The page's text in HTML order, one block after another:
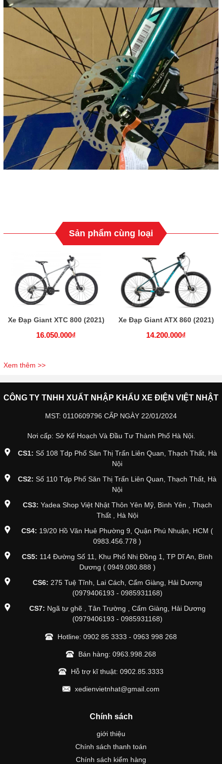
Sản phẩm cùng loại
Xe Đạp Giant XTC 800 (2021)
16.050.000₫
Xe Đạp Giant ATX 860 (2021)
14.200.000₫
Xem thêm >>
CÔNG TY TNHH XUẤT NHẬP KHẨU XE ĐIỆN VIỆT NHẬT
MST: 0110609796 CẤP NGÀY 22/01/2024
Nơi cấp: Sở Kế Hoạch Và Đầu Tư Thành Phố Hà Nội.
CS1: Số 108 Tdp Phố Săn Thị Trấn Liên Quan, Thạch Thất, Hà
Nội
CS2: Số 110 Tdp Phố Săn Thị Trấn Liên Quan, Thạch Thất, Hà
Nội
CS3: Yadea Shop Việt Nhật Thôn Yên Mỹ, Bình Yên , Thạch
Thất , Hà Nội
CS4: 19/20 Hồ Văn Huê Phường 9, Quận Phú Nhuận, HCM (
0983.456.778 )
CS5: 114 Đường Số 11, Khu Phố Nhị Đồng 1, TP Dĩ An, Bình
Dương ( 0949.080.888 )
CS6: 275 Tuệ Tĩnh, Lai Cách, Cẩm Giàng, Hải Dương
(0979406193 - 0985931168)
CS7: Ngã tư ghẽ , Tân Trường , Cẩm Giàng, Hải Dương
(0979406193 - 0985931168)
Hotline: 0902 85 3333 - 0963 998 268
Bán hàng: 0963.998.268
Hỗ trợ kĩ thuật: 0902.85.3333
xedienvietnhat@gmail.com
Chính sách
giới thiệu
Chính sách thanh toán
Chính sách kiểm hàng